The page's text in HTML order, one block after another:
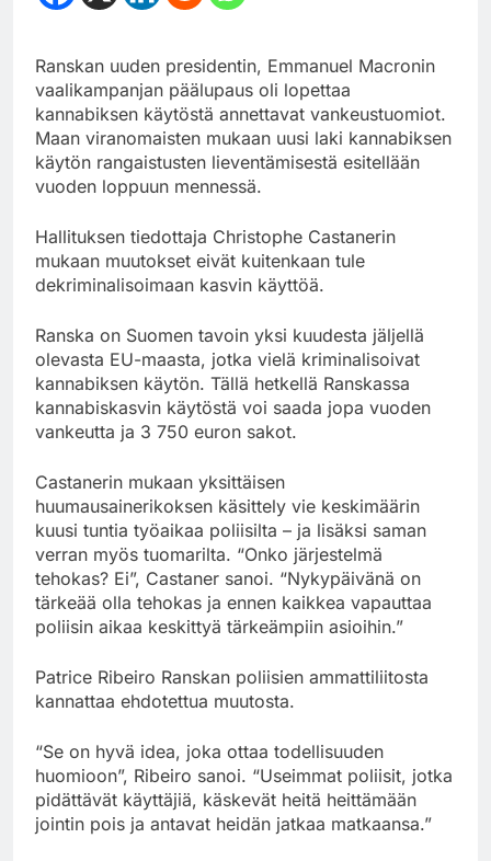
Ranskan uuden presidentin, Emmanuel Macronin
vaalikampanjan päälupaus oli lopettaa
kannabiksen käytöstä annettavat vankeustuomiot.
Maan viranomaisten mukaan uusi laki kannabiksen
käytön rangaistusten lieventämisestä esitellään
vuoden loppuun mennessä.
Hallituksen tiedottaja Christophe Castanerin
mukaan muutokset eivät kuitenkaan tule
dekriminalisoimaan kasvin käyttöä.
Ranska on Suomen tavoin yksi kuudesta jäljellä
olevasta EU-maasta, jotka vielä kriminalisoivat
kannabiksen käytön. Tällä hetkellä Ranskassa
kannabiskasvin käytöstä voi saada jopa vuoden
vankeutta ja 3 750 euron sakot.
Castanerin mukaan yksittäisen
huumausainerikoksen käsittely vie keskimäärin
kuusi tuntia työaikaa poliisilta – ja lisäksi saman
verran myös tuomarilta. “Onko järjestelmä
tehokas? Ei”, Castaner sanoi. “Nykypäivänä on
tärkeää olla tehokas ja ennen kaikkea vapauttaa
poliisin aikaa keskittyä tärkeämpiin asioihin.”
Patrice Ribeiro Ranskan poliisien ammattiliitosta
kannattaa ehdotettua muutosta.
“Se on hyvä idea, joka ottaa todellisuuden
huomioon”, Ribeiro sanoi. “Useimmat poliisit, jotka
pidättävät käyttäjiä, käskevät heitä heittämään
jointin pois ja antavat heidän jatkaa matkaansa.”